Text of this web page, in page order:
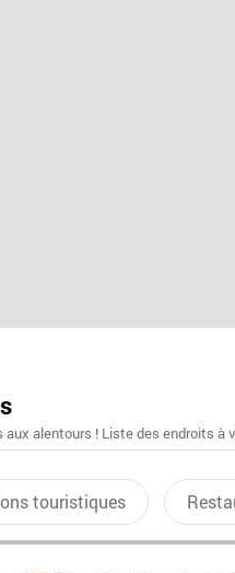
alentours ! Liste des endroits à
touristiques